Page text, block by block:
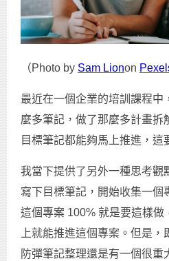
（Photo by Sam Lionon
最近在一個企業的培訓課程中
麼多筆記，做了那麼多計畫拆
目標筆記都能夠馬上推進，這
我當下提供了另外一種思考觀
寫下目標筆記，開始收集一個
這個專案 100% 就是要這樣做
上就能推進這個專案。但是，
防彈筆記整理還是有一個很重